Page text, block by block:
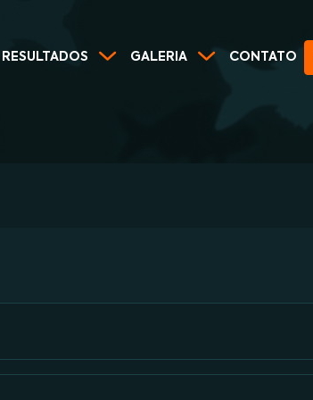
RESULTADOS GALERIA CONTATO